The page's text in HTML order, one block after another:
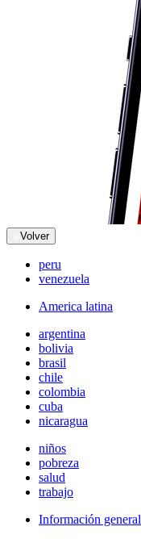
Volver
peru
venezuela
America latina
argentina
bolivia
brasil
chile
colombia
cuba
nicaragua
niños
pobreza
salud
trabajo
Información general